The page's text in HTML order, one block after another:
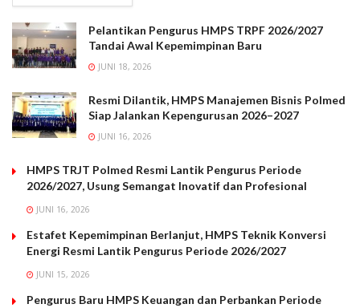
Pelantikan Pengurus HMPS TRPF 2026/2027
Tandai Awal Kepemimpinan Baru
JUNI 18, 2026
Resmi Dilantik, HMPS Manajemen Bisnis Polmed
Siap Jalankan Kepengurusan 2026–2027
JUNI 16, 2026
HMPS TRJT Polmed Resmi Lantik Pengurus Periode
2026/2027, Usung Semangat Inovatif dan Profesional
JUNI 16, 2026
Estafet Kepemimpinan Berlanjut, HMPS Teknik Konversi
Energi Resmi Lantik Pengurus Periode 2026/2027
JUNI 15, 2026
Pengurus Baru HMPS Keuangan dan Perbankan Periode